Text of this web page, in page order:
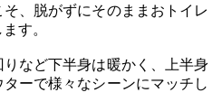
、脱がずにそのままおトイレ
す。
など下半身は暖かく、上半身
ーで様々なシーンにマッチし